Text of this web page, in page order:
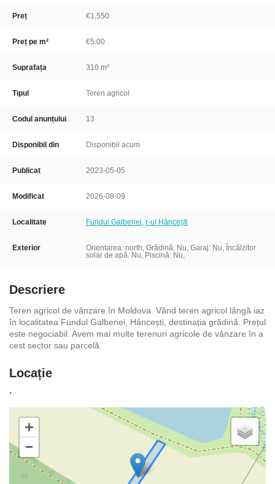
Preț €1,550
Preț pe m² €5.00
Suprafața 310 m²
Tipul Teren agricol
Codul anunțului 13
Disponibil din Disponibil acum
Publicat 2023-05-05
Modificat 2026-08-09
Localitate Fundul Galbenei, r-ul Hâncești
Exterior Orientarea: north, Grădină: Nu, Garaj: Nu, Încălzitor
solar de apă: Nu, Piscină: Nu,
Descriere
Teren agricol de vânzare în Moldova. Vând teren agricol lângă iaz
în localitatea Fundul Galbenei, Hâncești, destinația grădină. Prețul
este negociabil. Avem mai multe terenuri agricole de vânzare în a
cest sector sau parcelă.
Locație
,
+
−